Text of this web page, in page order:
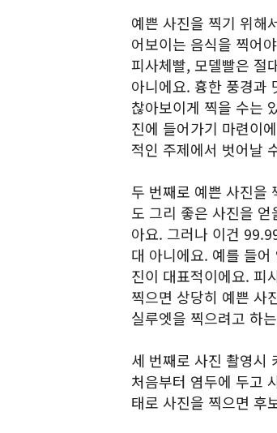
예쁜 사진을 찍기 위해
어보이는 음식을 찍어
피사체빨, 모델빨은 절
아니에요. 흉한 풍경과
찮아보이게 찍을 수는
진에 들어가기 마련이
적인 주제에서 벗어날
두 번째로 예쁜 사진을
도 그리 좋은 사진을
아요. 그러나 이건
대 아니에요. 예를 들
진이 대표적이에요. 피
찍으면 상당히 예쁜 사
실루엣을 찍으려고 하
세 번째로 사진 촬영시
처음부터 염두에 두고
태로 사진을 찍으면 후